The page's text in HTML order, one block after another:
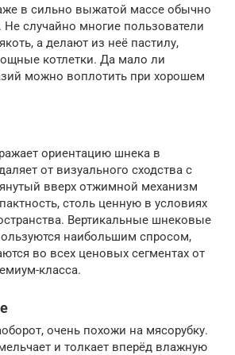
в сильно выжатой массе обычно
Не случайно многие пользователи
а делают из неё пастилу,
котлетки. Да мало ли
можно воплотить при хорошем
ориентацию шнека в
от визуального сходства с
вверх отжимной механизм
столь ценную в условиях
Вертикальные шнековые
наибольшим спросом,
во всех ценовых сегментах от
класса.
очень похожи на мясорубку.
и толкает вперёд влажную